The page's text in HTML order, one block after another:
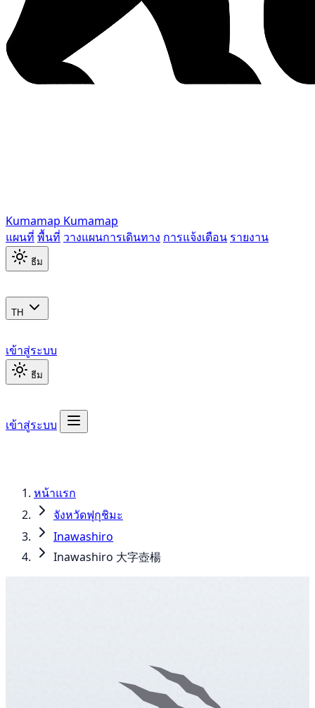
Kumamap Kumamap
แผนที่ พื้นที่ วางแผนการเดินทาง การแจ้งเตือน รายงาน
ธีม
TH
เข้าสู่ระบบ
ธีม
เข้าสู่ระบบ
หน้าแรก
จังหวัดฟุกุชิมะ
Inawashiro
Inawashiro 大字壺楊